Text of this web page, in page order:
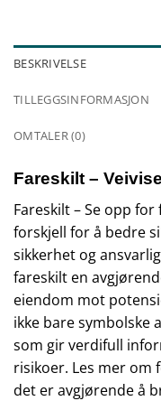
BESKRIVELSE
TILLEGGSINFORMASJON
OMTALER (0)
Fareskilt –
Fareskilt – Se opp
forskjell for å bedre
sikkerhet og
fareskilt en
eiendom mot
ikke bare symbolske
som gir verdifull
risikoer. Les mer om
det er avgjørende å